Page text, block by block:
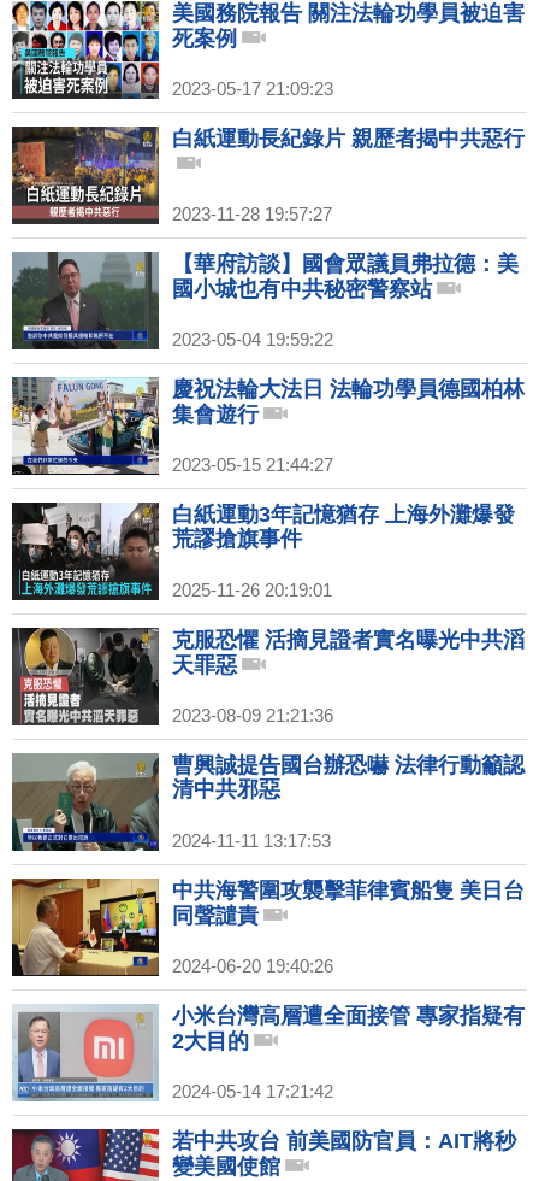
美國務院報告 關注法輪功學員被迫害
死案例
2023-05-17 21:09:23
白紙運動長紀錄片 親歷者揭中共惡行
2023-11-28 19:57:27
【華府訪談】國會眾議員弗拉德：美
國小城也有中共秘密警察站
2023-05-04 19:59:22
慶祝法輪大法日 法輪功學員德國柏林
集會遊行
2023-05-15 21:44:27
白紙運動3年記憶猶存 上海外灘爆發
荒謬搶旗事件
2025-11-26 20:19:01
克服恐懼 活摘見證者實名曝光中共滔
天罪惡
2023-08-09 21:21:36
曹興誠提告國台辦恐嚇 法律行動籲認
清中共邪惡
2024-11-11 13:17:53
中共海警圍攻襲擊菲律賓船隻 美日台
同聲譴責
2024-06-20 19:40:26
小米台灣高層遭全面接管 專家指疑有
2大目的
2024-05-14 17:21:42
若中共攻台 前美國防官員：AIT將秒
變美國使館